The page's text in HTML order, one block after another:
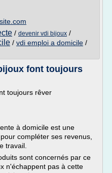
/ devenir vdi bijoux /
/ vdi emploi a domicile /
font toujours
toujours rêver
à domicile est une
compléter ses revenus,
travail.
sont concernés par ce
n'échappent pas à cette